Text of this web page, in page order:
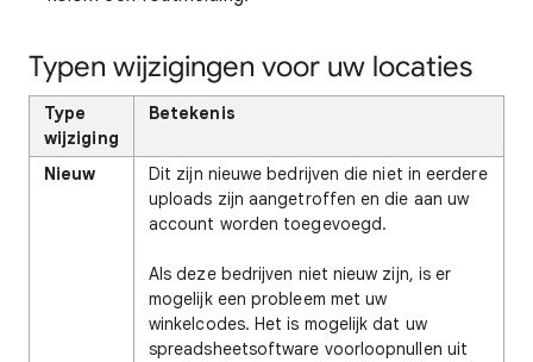
Typen wijzigingen voor uw locaties
Type
wijziging
Betekenis
Nieuw
Dit zijn nieuwe bedrijven die niet in eerdere
uploads zijn aangetroffen en die aan uw
account worden toegevoegd.
Als deze bedrijven niet nieuw zijn, is er
mogelijk een probleem met uw
winkelcodes. Het is mogelijk dat uw
spreadsheetsoftware voorloopnullen uit